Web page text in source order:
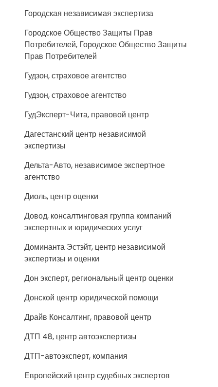
Городская независимая экспертиза
Городское Общество Защиты Прав
Потребителей, Городское Общество Защиты
Прав Потребителей
Гудзон, страховое агентство
Гудзон, страховое агентство
ГудЭксперт-Чита, правовой центр
Дагестанский центр независимой
экспертизы
Дельта-Авто, независимое экспертное
агентство
Диоль, центр оценки
Довод, консалтинговая группа компаний
экспертных и юридических услуг
Доминанта Эстэйт, центр независимой
экспертизы и оценки
Дон эксперт, региональный центр оценки
Донской центр юридической помощи
Драйв Консалтинг, правовой центр
ДТП 48, центр автоэкспертизы
ДТП-автоэксперт, компания
Европейский центр судебных экспертов